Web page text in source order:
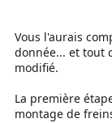
Vous l'aurais
donnée... et tout
modifié.
La première
montage de